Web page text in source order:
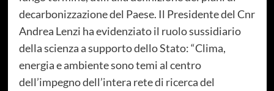
decarbonizzazione del Paese. Il Presidente del Cnr
Andrea Lenzi ha evidenziato il ruolo sussidiario
della scienza a supporto dello Stato: “Clima,
energia e ambiente sono temi al centro
dell’impegno dell’intera rete di ricerca del